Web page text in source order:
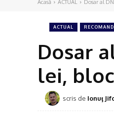
Acasă ACTUAL Dosar al
ACTUAL
Dosar
lei,
scris de Ionuţ